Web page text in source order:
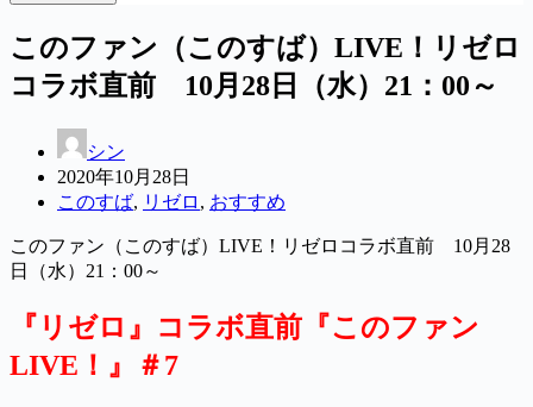
このファン（このすば）LIVE！リゼロ
コラボ直前 10月28日（水）21：00～
シン
2020年10月28日
このすば, リゼロ , おすすめ
このファン（このすば）LIVE！リゼロコラボ直前 10月28
日（水）21：00～
『リゼロ』コラボ直前『このファン
LIVE！』＃7